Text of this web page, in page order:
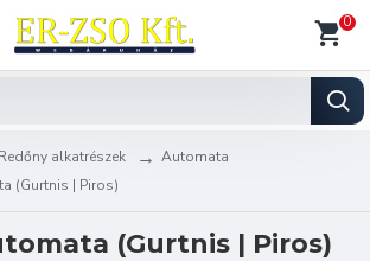
0
Redőny alkatrészek
Automata
(Gurtnis | Piros)
(Gurtnis | Piros)